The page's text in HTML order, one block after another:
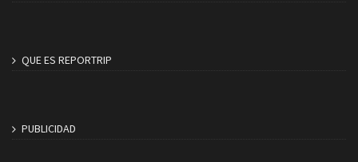
QUE ES REPORTRIP
PUBLICIDAD